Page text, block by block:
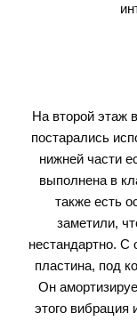
На второй этаж
постарались
нижней части
выполнена в
также есть
заметили,
нестандартно. С
пластина, под
Он
этого